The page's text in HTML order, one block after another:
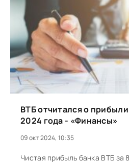
ВТБ отчитался о
2024 года - «Финансы»
09 окт 2024, 10:35
Чистая прибыль банка ВТБ за